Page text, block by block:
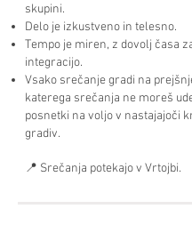
skupini.
Delo je izkustveno in telesno.
Tempo je miren, z dovolj časa
integracijo.
Vsako srečanje gradi na
katerega srečanja ne moreš
posnetki na voljo v nastajajoči
gradiv.
📍 Srečanja potekajo v Vrtojbi.